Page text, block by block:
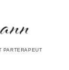
PARTERAPEUT